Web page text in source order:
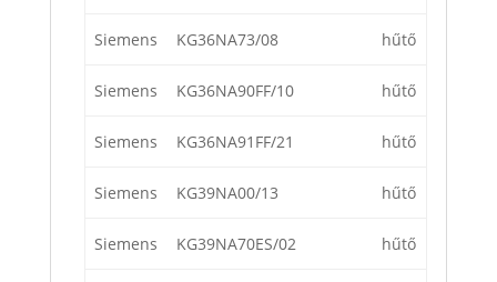
Siemens KG36NA73/08 hűtő
Siemens KG36NA90FF/10 hűtő
Siemens KG36NA91FF/21 hűtő
Siemens KG39NA00/13 hűtő
Siemens KG39NA70ES/02 hűtő